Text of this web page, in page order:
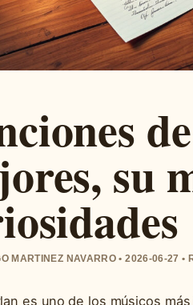
su
MARTINEZ NAVARRO • 2026-06-27 •
es uno de los músicos